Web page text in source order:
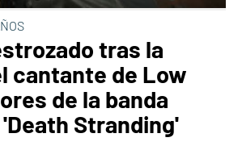
tras la
cantante de Low
de la banda
Stranding'